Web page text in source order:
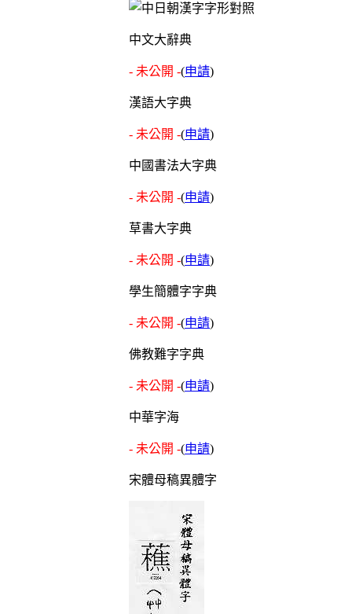
中文大辭典
- 未公開 -(申請)
漢語大字典
- 未公開 -(申請)
中國書法大字典
- 未公開 -(申請)
草書大字典
- 未公開 -(申請)
學生簡體字字典
- 未公開 -(申請)
佛教難字字典
- 未公開 -(申請)
中華字海
- 未公開 -(申請)
宋體母稿異體字